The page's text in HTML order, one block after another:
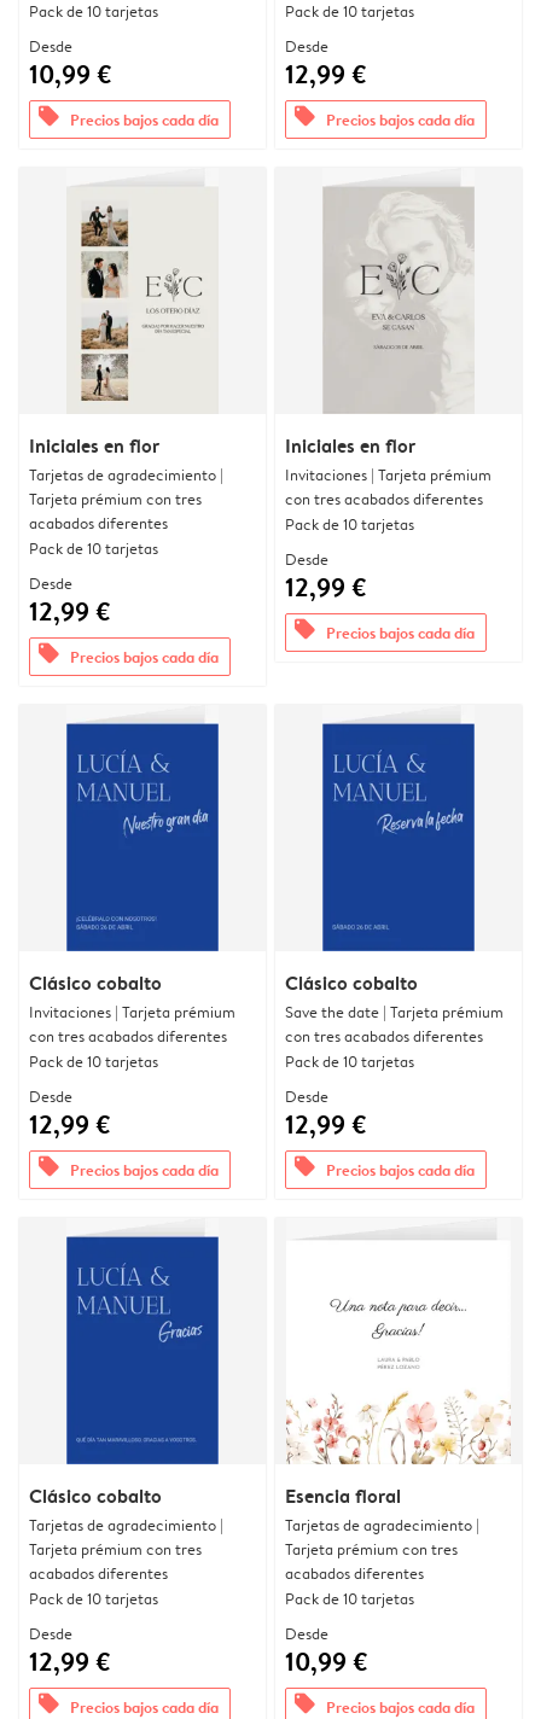
Pack de 10 tarjetas
Desde
10,99 €
offers Precios bajos cada día
Pack de 10 tarjetas
Desde
12,99 €
offers Precios bajos cada día
Iniciales en flor
Tarjetas de agradecimiento |
Tarjeta prémium con tres
acabados diferentes
Pack de 10 tarjetas
Desde
12,99 €
offers Precios bajos cada día
Iniciales en flor
Invitaciones | Tarjeta prémium
con tres acabados diferentes
Pack de 10 tarjetas
Desde
12,99 €
offers Precios bajos cada día
Clásico cobalto
Invitaciones | Tarjeta prémium
con tres acabados diferentes
Pack de 10 tarjetas
Desde
12,99 €
offers Precios bajos cada día
Clásico cobalto
Save the date | Tarjeta prémium
con tres acabados diferentes
Pack de 10 tarjetas
Desde
12,99 €
offers Precios bajos cada día
Clásico cobalto
Tarjetas de agradecimiento |
Tarjeta prémium con tres
acabados diferentes
Pack de 10 tarjetas
Desde
12,99 €
offers Precios bajos cada día
Esencia floral
Tarjetas de agradecimiento |
Tarjeta prémium con tres
acabados diferentes
Pack de 10 tarjetas
Desde
10,99 €
offers Precios bajos cada día